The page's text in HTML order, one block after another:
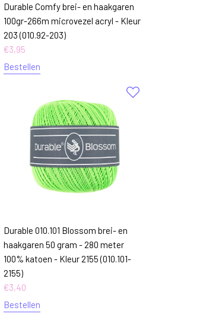
Durable Comfy brei- en haakgaren
100gr-266m microvezel acryl - Kleur
203 (010.92-203)
€3,95
Bestellen
Durable 010.101 Blossom brei- en
haakgaren 50 gram - 280 meter
100% katoen - Kleur 2155 (010.101-
2155)
€3,40
Bestellen